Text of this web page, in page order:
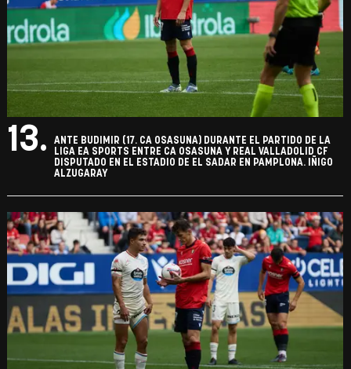
13.
ANTE BUDIMIR (17. CA OSASUNA) DURANTE EL PARTIDO DE LA
LIGA EA SPORTS ENTRE CA OSASUNA Y REAL VALLADOLID CF
DISPUTADO EN EL ESTADIO DE EL SADAR EN PAMPLONA. IÑIGO
ALZUGARAY